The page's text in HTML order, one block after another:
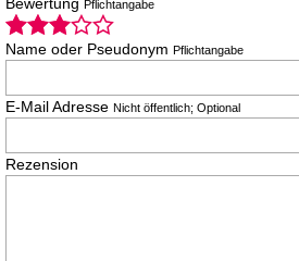
Bewertung Pflichtangabe
Name oder Pseudonym Pflichtangabe
E-Mail Adresse Nicht öffentlich; Optional
Rezension